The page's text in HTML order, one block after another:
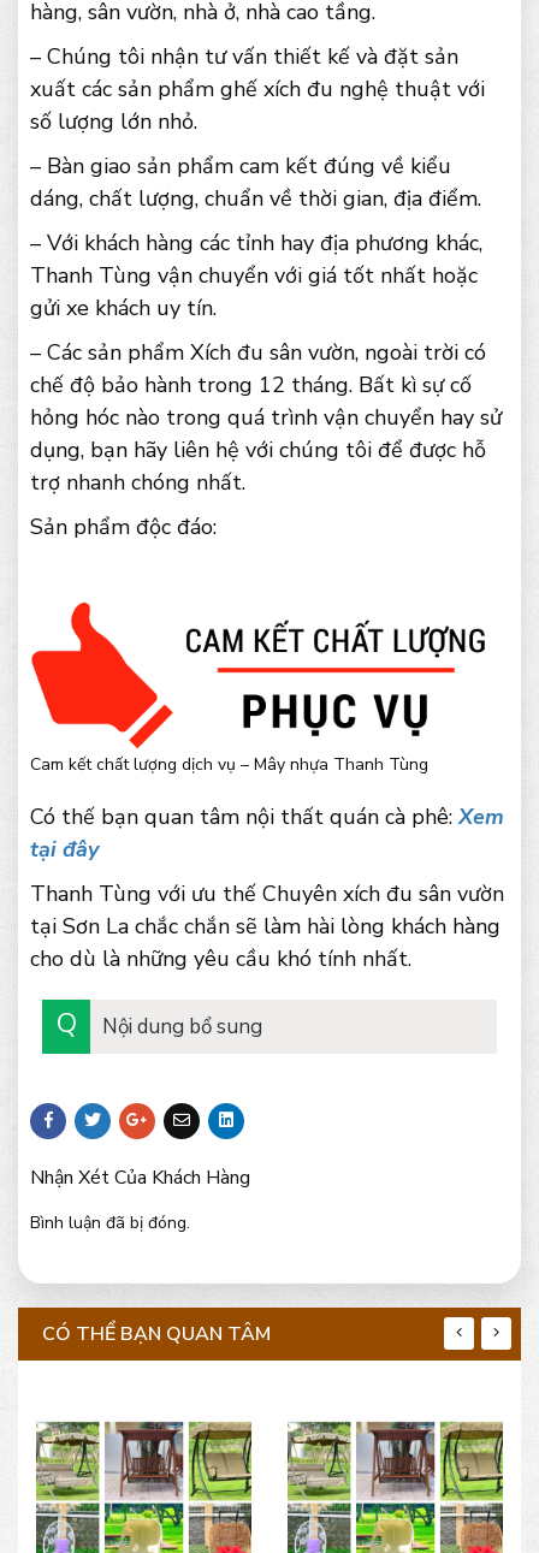
hàng, sân vườn, nhà ở, nhà cao tầng.
– Chúng tôi nhận tư vấn thiết kế và đặt sản
xuất các sản phẩm ghế xích đu nghệ thuật với
số lượng lớn nhỏ.
– Bàn giao sản phẩm cam kết đúng về kiểu
dáng, chất lượng, chuẩn về thời gian, địa điểm.
– Với khách hàng các tỉnh hay địa phương khác,
Thanh Tùng vận chuyển với giá tốt nhất hoặc
gửi xe khách uy tín.
– Các sản phẩm Xích đu sân vườn, ngoài trời có
chế độ bảo hành trong 12 tháng. Bất kì sự cố
hỏng hóc nào trong quá trình vận chuyển hay sử
dụng, bạn hãy liên hệ với chúng tôi để được hỗ
trợ nhanh chóng nhất.
Sản phẩm độc đáo:
Cam kết chất lượng dịch vụ – Mây nhựa Thanh Tùng
Có thế bạn quan tâm nội thất quán cà phê:Xem
tại đây
Thanh Tùng với ưu thế Chuyên xích đu sân vườn
tại Sơn La chắc chắn sẽ làm hài lòng khách hàng
cho dù là những yêu cầu khó tính nhất.
Nội dung bổ sung
Nhận Xét Của Khách Hàng
Bình luận đã bị đóng.
CÓ THỂ BẠN QUAN TÂM